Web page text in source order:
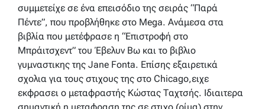
συμμετείχε σε ένα επεισόδιο της σειράς “Παρά
Πέντε”, που προβλήθηκε στο Mega. Ανάμεσα στα
βιβλία που μετέφρασε η “Επιστροφή στο
Μπράιτσχεντ” του Έβελυν Βω και το βιβλιο
γυμναστικης της Jane Fonta. Επίσης εξαιρετικά
σχολια για τους στιχους της στο Chicago,ειχε
εκφρασει ο μεταφραστής Κώστας Ταχτσής. Ιδιαιτερα